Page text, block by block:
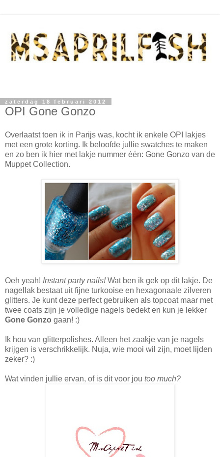
zaterdag 18 februari 2012
OPI Gone Gonzo
Overlaatst toen ik in Parijs was, kocht ik enkele OPI lakjes
met een grote korting. Ik beloofde jullie swatches te maken
en zo ben ik hier met lakje nummer één: Gone Gonzo van de
Muppet Collection.
Oeh yeah! Instant party nails!Wat ben ik gek op dit lakje. De
nagellak bestaat uit fijne turkooise en hexagonaale zilveren
glitters. Je kunt deze perfect gebruiken als topcoat maar met
twee coats zijn je volledige nagels bedekt en kun je lekker
Gone Gonzo gaan! :)
Ik hou van glitterpolishes. Alleen het zaakje van je nagels
krijgen is verschrikkelijk. Nuja, wie mooi wil zijn, moet lijden
zeker? :)
Wat vinden jullie ervan, of is dit voor jou too much?